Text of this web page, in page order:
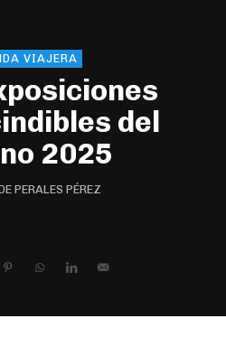
VIAJERA
del
2025
PERALES PÉREZ